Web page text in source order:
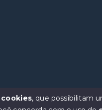
cookies, que possibilitam